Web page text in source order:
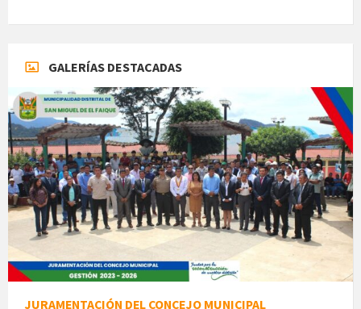
GALERÍAS DESTACADAS
JURAMENTACIÓN DEL CONCEJO MUNICIPAL